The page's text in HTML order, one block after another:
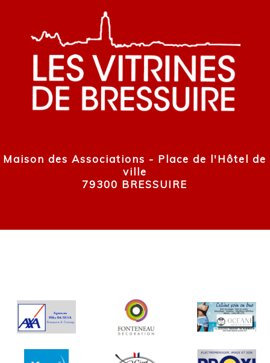
Maison des Associations - Place de l'Hôtel de
ville
79300 BRESSUIRE